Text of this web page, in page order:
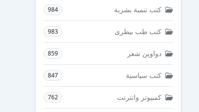
كتب تنمية بشرية 984
كتب طب بيطرى 983
دواوين شعر 859
كتب سياسية 847
كمبيوتر وانترنت 762